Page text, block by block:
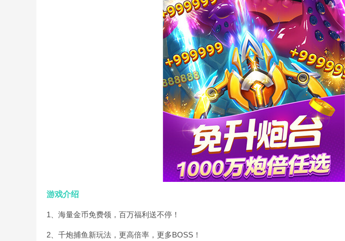
游戏介绍
1、海量金币免费领，百万福利送不停！
2、千炮捕鱼新玩法，更高倍率，更多BOSS！